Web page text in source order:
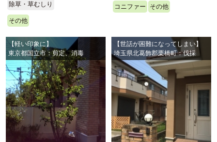
除草・草むしり
その他
コニファー その他
【軽い印象に】
東京都国立市：剪定、消毒
【世話が困難になってしまい】
埼玉県北葛飾郡栗橋町：伐採